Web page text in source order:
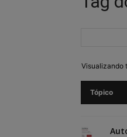
Visualizando
Tópico